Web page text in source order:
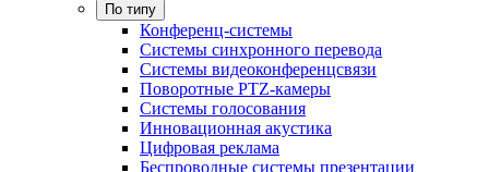
По типу
Конференц-системы
Системы синхронного перевода
Системы видеоконференцсвязи
Поворотные PTZ-камеры
Системы голосования
Инновационная акустика
Цифровая реклама
Беспроводные системы презентации